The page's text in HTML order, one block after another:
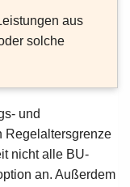
aus
solche
und
Regelaltersgrenze
nicht alle BU-
an. Außerdem